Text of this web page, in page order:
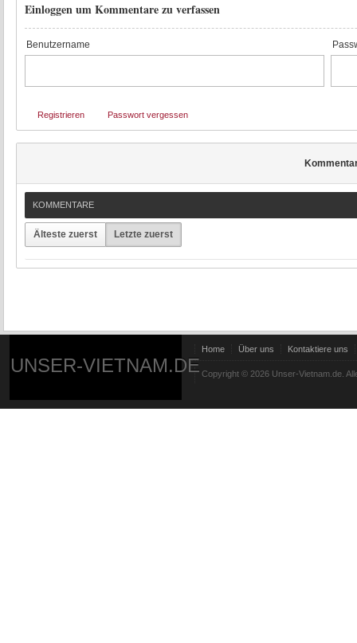
Einloggen um Kommentare zu verfassen
Benutzername
Registrieren Passwort vergessen
KOMMENTARE
Älteste zuerst Letzte zuerst
UNSER-VIETNAM.DE
Home Über uns Kontaktiere uns
Copyright © 2026 Unser-Vietnam.de.